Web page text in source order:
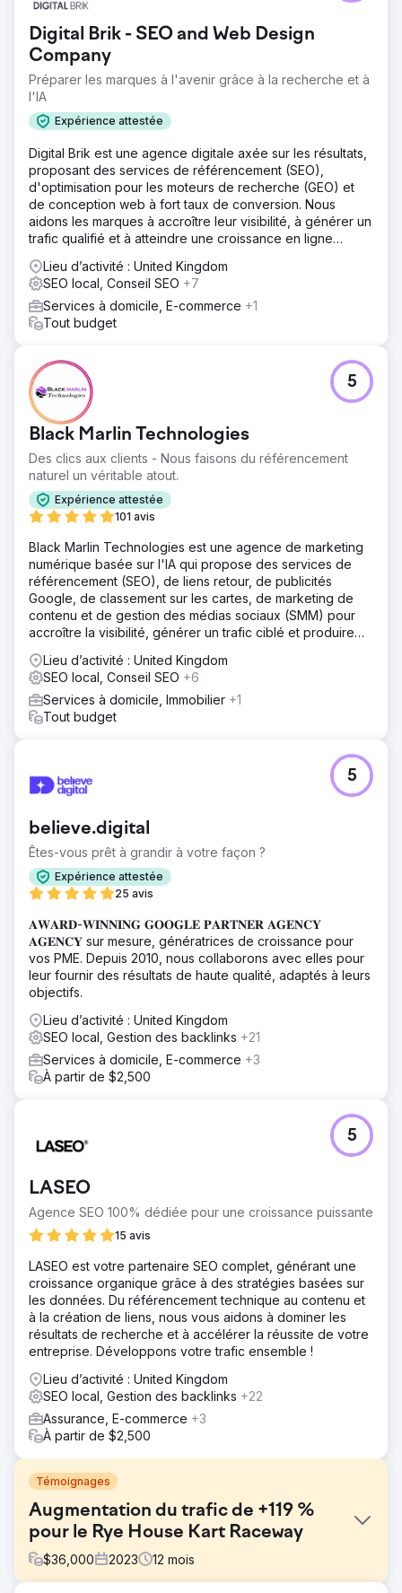
Digital Brik - SEO and Web Design
Company
Préparer les marques à l'avenir grâce à la recherche et à
l'IA
Expérience attestée
Digital Brik est une agence digitale axée sur les résultats,
proposant des services de référencement (SEO),
d'optimisation pour les moteurs de recherche (GEO) et
de conception web à fort taux de conversion. Nous
aidons les marques à accroître leur visibilité, à générer un
trafic qualifié et à atteindre une croissance en ligne
Lieu d’activité : United Kingdom
SEO local, Conseil SEO +7
Services à domicile, E-commerce +1
Tout budget
Black Marlin Technologies
Des clics aux clients - Nous faisons du référencement
naturel un véritable atout.
Expérience attestée
101 avis
5
Black Marlin Technologies est une agence de marketing
numérique basée sur l'IA qui propose des services de
référencement (SEO), de liens retour, de publicités
Google, de classement sur les cartes, de marketing de
contenu et de gestion des médias sociaux (SMM) pour
accroître la visibilité, générer un trafic ciblé et produire
Lieu d’activité : United Kingdom
SEO local, Conseil SEO +6
Services à domicile, Immobilier +1
Tout budget
believe.digital
Êtes-vous prêt à grandir à votre façon ?
Expérience attestée
25 avis
5
𝐀𝐖𝐀𝐑𝐃-𝐖𝐈𝐍𝐍𝐈𝐍𝐆 𝐆𝐎𝐎𝐆𝐋𝐄 𝐏𝐀𝐑𝐓𝐍𝐄𝐑 𝐀𝐆𝐄𝐍𝐂𝐘
𝐀𝐆𝐄𝐍𝐂𝐘 sur mesure, génératrices de croissance pour
vos PME. Depuis 2010, nous collaborons avec elles pour
leur fournir des résultats de haute qualité, adaptés à leurs
objectifs.
Lieu d’activité : United Kingdom
SEO local, Gestion des backlinks +21
Services à domicile, E-commerce +3
À partir de $2,500
LASEO
Agence SEO 100% dédiée pour une croissance puissante
15 avis
5
LASEO est votre partenaire SEO complet, générant une
croissance organique grâce à des stratégies basées sur
les données. Du référencement technique au contenu et
à la création de liens, nous vous aidons à dominer les
résultats de recherche et à accélérer la réussite de votre
entreprise. Développons votre trafic ensemble !
Lieu d’activité : United Kingdom
SEO local, Gestion des backlinks +22
Assurance, E-commerce +3
À partir de $2,500
Témoignages
Augmentation du trafic de +119 %
pour le Rye House Kart Raceway
$36,000 2023 12 mois